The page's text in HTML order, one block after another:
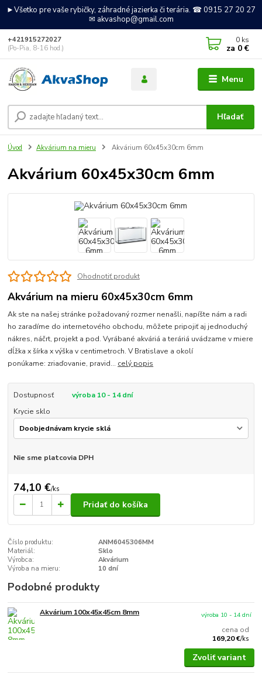
►Všetko pre vaše rybičky, záhradné jazierka či terária. ☎ 0915 27 20 27
✉ akvashop@gmail.com
Menu
Hľadať
+421915272027
(Po-Pia, 8-16 hod.)
0 ks
za 0 €
Úvod Akvárium na mieru Akvárium 60x45x30cm 6mm
Akvárium 60x45x30cm 6mm
Ohodnotiť produkt
Akvárium na mieru 60x45x30cm 6mm
Ak ste na našej stránke požadovaný rozmer nenašli, napíšte nám a radi
ho zaradíme do internetového obchodu, môžete pripojiť aj jednoduchý
nákres, náčrt, projekt a pod. Vyrábané akváriá a teráriá uvádzame v miere
dĺžka x šírka x výška v centimetroch. V Bratislave a okolí
ponúkame: zriaďovanie, pravid... celý popis
Dostupnosť
výroba 10 - 14 dní
Krycie sklo
Nie sme platcovia DPH
74,10 €/ks
Pridať do košíka
Číslo produktu:
ANM6045306MM
Materiál:
Sklo
Výrobca:
Akvárium
Výroba na mieru:
10 dní
Podobné produkty
Akvárium 100x45x45cm 8mm
cena od
169,20 €/ks
výroba 10 - 14 dní
Zvoliť variant